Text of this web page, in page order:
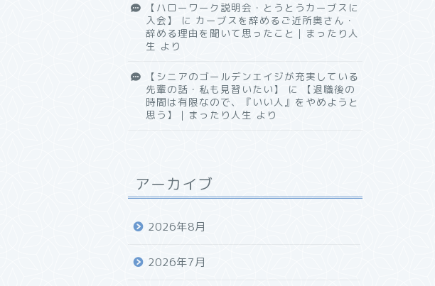
【ハローワーク説明会・とうとうカーブスに
入会】
に カーブスを辞めるご近所奥さん・
辞める理由を聞いて思ったこと｜まったり人
生 より
【シニアのゴールデンエイジが充実している
先輩の話・私も見習いたい】
に
【退職後の
時間は有限なので、『いい人』をやめようと
思う】｜まったり人生 より
アーカイブ
2026年8月
2026年7月